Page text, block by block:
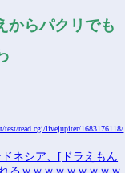
からパクリでも
test/read.cgi/livejupiter/1683176118/
ドネシア、[ドラえもん